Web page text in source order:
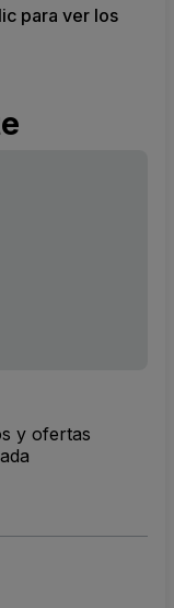
para ver los
y ofertas